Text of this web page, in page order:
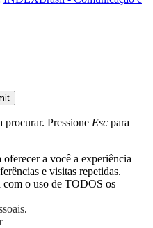
procurar. Pressione Esc para
a você a experiência
e visitas repetidas.
o uso de TODOS os
.